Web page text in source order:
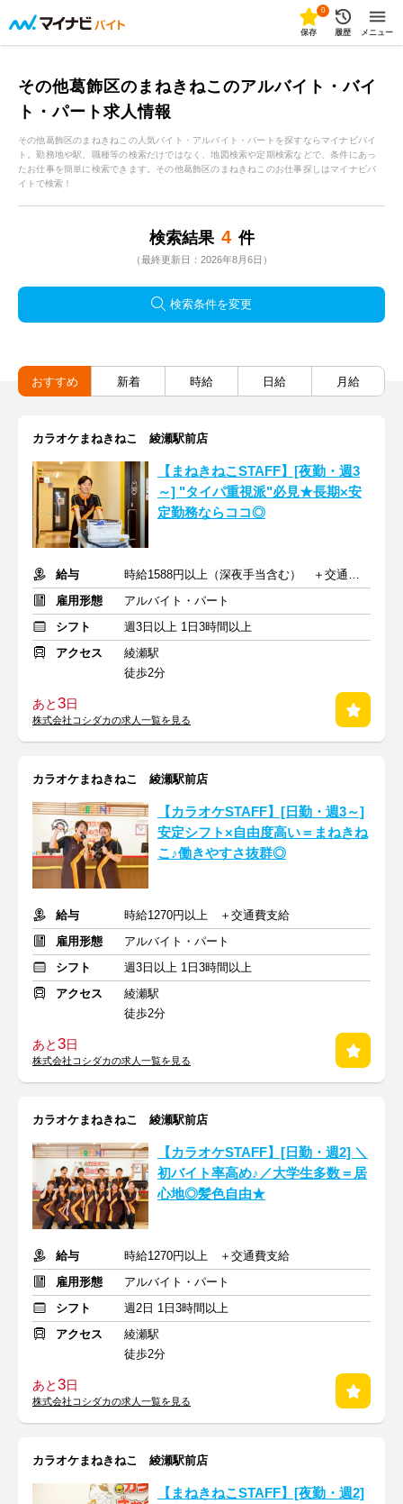
0
保存 履歴 メニュー
その他葛飾区のまねきねこのアルバイト・バイ
ト・パート求人情報
その他葛飾区のまねきねこの人気バイト・アルバイト・パートを探すならマイナビバイ
ト。勤務地や駅、職種等の検索だけではなく、地図検索や定期検索などで、条件にあっ
たお仕事を簡単に検索できます。その他葛飾区のまねきねこのお仕事探しはマイナビバ
イトで検索！
検索結果 4 件
（最終更新日：2026年8月6日）
検索条件を変更
おすすめ 新着 時給 日給 月給
カラオケまねきねこ 綾瀬駅前店
【まねきねこSTAFF】[夜勤・週3
～] "タイパ重視派"必見★長期×安
定勤務ならココ◎
給与
時給1588円以上（深夜手当含む） ＋交通費支給
雇用形態
アルバイト・パート
シフト
週3日以上 1日3時間以上
アクセス
綾瀬駅
徒歩2分
あと3日
株式会社コシダカの求人一覧を見る
カラオケまねきねこ 綾瀬駅前店
【カラオケSTAFF】[日勤・週3～]
安定シフト×自由度高い＝まねきね
こ♪働きやすさ抜群◎
給与
時給1270円以上 ＋交通費支給
雇用形態
アルバイト・パート
シフト
週3日以上 1日3時間以上
アクセス
綾瀬駅
徒歩2分
あと3日
株式会社コシダカの求人一覧を見る
カラオケまねきねこ 綾瀬駅前店
【カラオケSTAFF】[日勤・週2] ＼
初バイト率高め♪／大学生多数＝居
心地◎髪色自由★
給与
時給1270円以上 ＋交通費支給
雇用形態
アルバイト・パート
シフト
週2日 1日3時間以上
アクセス
綾瀬駅
徒歩2分
あと3日
株式会社コシダカの求人一覧を見る
カラオケまねきねこ 綾瀬駅前店
【まねきねこSTAFF】[夜勤・週2]